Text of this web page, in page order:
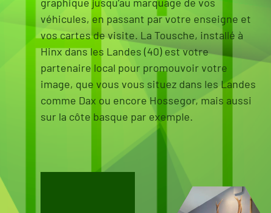
véhicules, en passant par votre enseigne et
vos cartes de visite. La Tousche, installé à
Hinx dans les Landes (40) est votre
partenaire local pour promouvoir votre
image, que vous vous situez dans les Landes
comme Dax ou encore Hossegor, mais aussi
sur la côte basque par exemple.